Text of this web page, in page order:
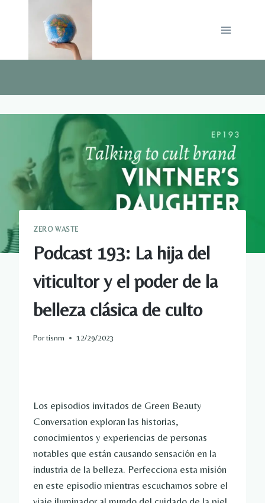
ZERO WASTE
Podcast 193: La hija del
viticultor y el poder de la
belleza clásica de culto
Portisnm 12/29/2023
Los episodios invitados de Green Beauty
Conversation exploran las historias,
conocimientos y experiencias de personas
notables que están causando sensación en la
industria de la belleza. Perfecciona esta misión
en este episodio mientras escuchamos sobre el